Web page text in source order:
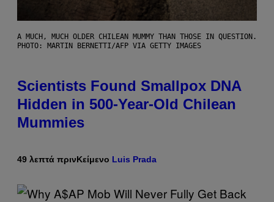
A MUCH, MUCH OLDER CHILEAN MUMMY THAN THOSE IN QUESTION.
PHOTO: MARTIN BERNETTI/AFP VIA GETTY IMAGES
Scientists Found Smallpox DNA
Hidden in 500-Year-Old Chilean
Mummies
49 λεπτά πρινΚείμενο Luis Prada